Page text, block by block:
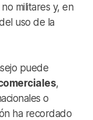
militares y, en
uso de la
puede
,
o
ha recordado